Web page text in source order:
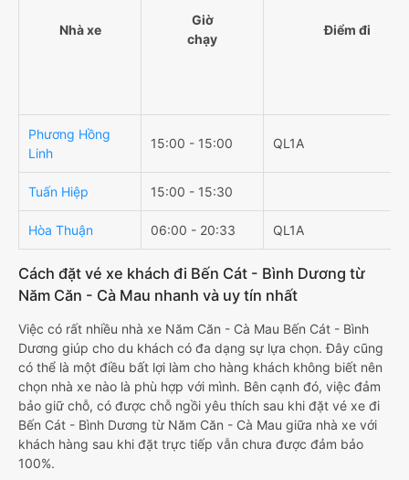
Nhà xe
Giờ
chạy
Điểm đi
Phương Hồng
Linh
15:00 - 15:00 QL1A
Tuấn Hiệp 15:00 - 15:30
Hòa Thuận 06:00 - 20:33 QL1A
Cách đặt vé xe khách đi Bến Cát - Bình Dương từ
Năm Căn - Cà Mau nhanh và uy tín nhất
Việc có rất nhiều nhà xe Năm Căn - Cà Mau Bến Cát - Bình
Dương giúp cho du khách có đa dạng sự lựa chọn. Đây cũng
có thể là một điều bất lợi làm cho hàng khách không biết nên
chọn nhà xe nào là phù hợp với mình. Bên cạnh đó, việc đảm
bảo giữ chỗ, có được chỗ ngồi yêu thích sau khi đặt vé xe đi
Bến Cát - Bình Dương từ Năm Căn - Cà Mau giữa nhà xe với
khách hàng sau khi đặt trực tiếp vẫn chưa được đảm bảo
100%.